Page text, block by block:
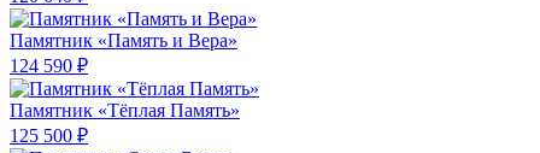
Памятник «Память и Вера»
124 590 ₽
Памятник «Тёплая Память»
125 500 ₽